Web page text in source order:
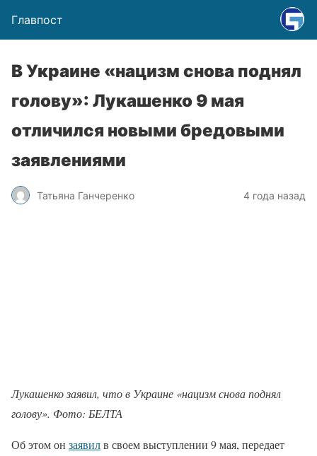
Главпост
В Украине «нацизм снова поднял
голову»: Лукашенко 9 мая
отличился новыми бредовыми
заявлениями
Татьяна Ганчеренко 4 года назад
Лукашенко заявил, что в Украине «нацизм снова поднял
голову». Фото: БЕЛТА
Об этом он заявилв своем выступлении 9 мая, передает